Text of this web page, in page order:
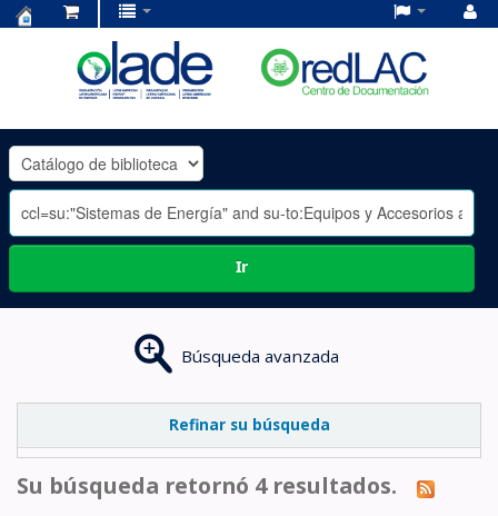
OLADE
-
Ir
Búsqueda avanzada
Refinar su búsqueda
Su búsqueda retornó 4 resultados.